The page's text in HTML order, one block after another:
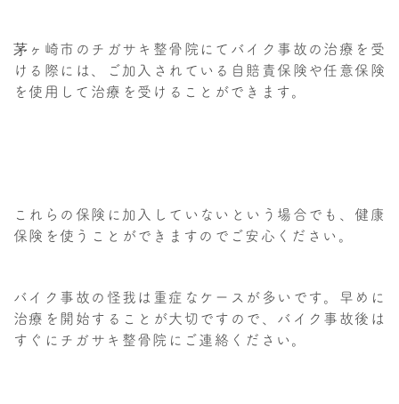
茅ヶ崎市のチガサキ整骨院にてバイク事故の治療を受
ける際には、ご加入されている自賠責保険や任意保険
を使用して治療を受けることができます。
これらの保険に加入していないという場合でも、健康
保険を使うことができますのでご安心ください。
バイク事故の怪我は重症なケースが多いです。早めに
治療を開始することが大切ですので、バイク事故後は
すぐにチガサキ整骨院にご連絡ください。